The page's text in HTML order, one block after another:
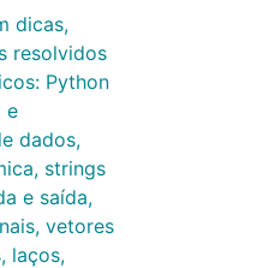
dicas,
resolvidos
Python
e
dados,
strings
e saída,
vetores
laços,